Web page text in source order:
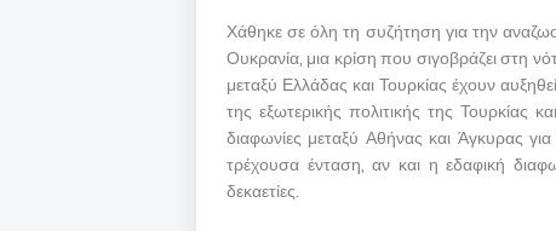
Χάθηκε σε όλη τη συζήτηση για την
Ουκρανία, μια κρίση που σιγοβράζει στη
μεταξύ Ελλάδας και Τουρκίας έχουν
της εξωτερικής πολιτικής της Τουρκίας
διαφωνίες μεταξύ Αθήνας και Άγκυρας
τρέχουσα ένταση, αν και η εδαφική
δεκαετίες.